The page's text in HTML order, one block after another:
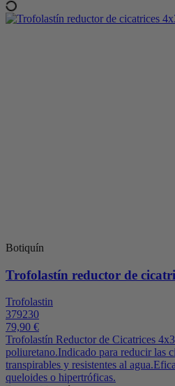
Botiquín
Trofolastín reductor de
Trofolastin
379230
79,90 €
Trofolastín Reductor de Cicatrices
poliuretano.Indicado para reducir las
transpirables y resistentes al
queloides o hipertróficas.